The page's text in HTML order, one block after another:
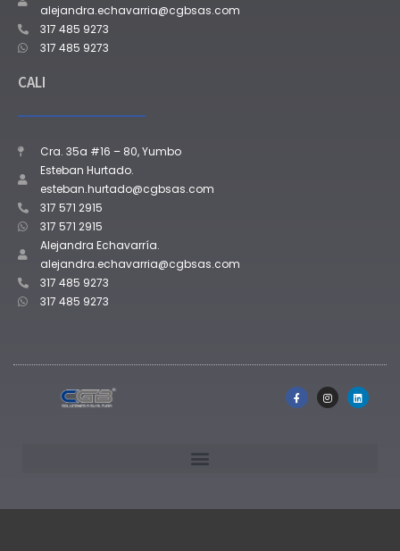
alejandra.echavarria@cgbsas.com
317 485 9273
317 485 9273
CALI
Cra. 35a #16 – 80, Yumbo
Esteban Hurtado.
esteban.hurtado@cgbsas.com
317 571 2915
317 571 2915
Alejandra Echavarría.
alejandra.echavarria@cgbsas.com
317 485 9273
317 485 9273